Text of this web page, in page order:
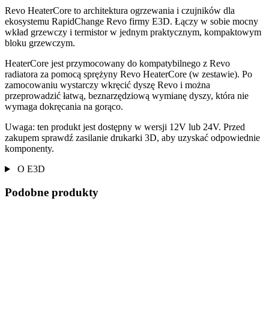
Revo HeaterCore to architektura ogrzewania i czujników dla
ekosystemu RapidChange Revo firmy E3D. Łączy w sobie mocny
wkład grzewczy i termistor w jednym praktycznym, kompaktowym
bloku grzewczym.
HeaterCore jest przymocowany do kompatybilnego z Revo
radiatora za pomocą sprężyny Revo HeaterCore (w zestawie). Po
zamocowaniu wystarczy wkręcić dyszę Revo i można
przeprowadzić łatwą, beznarzędziową wymianę dyszy, która nie
wymaga dokręcania na gorąco.
Uwaga: ten produkt jest dostępny w wersji 12V lub 24V. Przed
zakupem sprawdź zasilanie drukarki 3D, aby uzyskać odpowiednie
komponenty.
O E3D
Podobne produkty